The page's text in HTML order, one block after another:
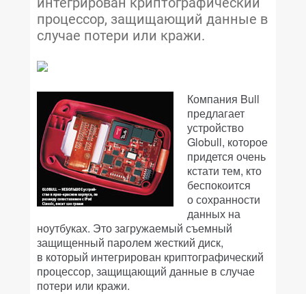
процессор, защищающий данные в
случае потери или кражи.
Компания Bull
предлагает
устройство
Globull, которое
придется очень
кстати тем, кто
беспокоится
о сохранности
данных на
ноутбуках. Это загружаемый съемный
защищенный паролем жесткий диск,
в который интегрирован криптографический
процессор, защищающий данные в случае
потери или кражи.